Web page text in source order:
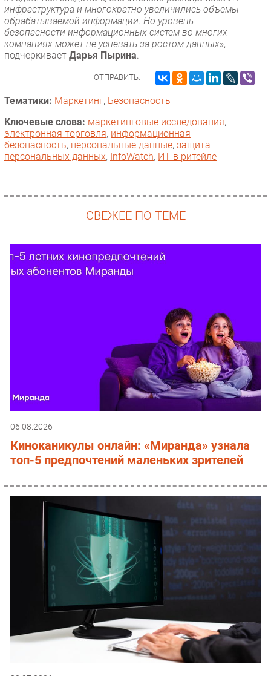
инфраструктура и многократно увеличились объемы
обрабатываемой информации. Но уровень
безопасности информационных систем во многих
компаниях может не успевать за ростом данных», –
подчеркивает Дарья Пырина
ОТПРАВИТЬ:
Тематики: Маркетинг, Безопасность
Ключевые слова: маркетинговые исследования,
электронная торговля, информационная
безопасность, персональные данные, защита
персональных данных, InfoWatch, ИТ в ритейле
СВЕЖЕЕ ПО ТЕМЕ
06.08.2026
Киноканикулы онлайн: «Миранда» узнала
топ-5 предпочтений маленьких зрителей